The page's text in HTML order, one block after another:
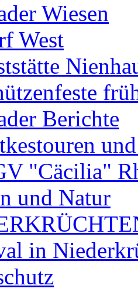
Wiesen
West
Berichte
"Cäcilia"
und Natur
in